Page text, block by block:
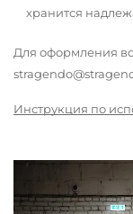
хранится
Для оформления
Инструкция по